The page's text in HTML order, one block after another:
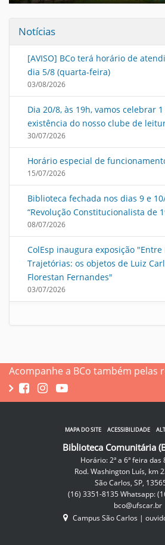
Notícias
[AVISO] BCo terá horário de
dia 5/8 (quarta-feira)
03/08/2026
Dia 20/8, às 19h, vamos celebrar
existência do nosso clube de
30/07/2026
Horário especial de
15/07/2026
Biblioteca fechada nos dias 9 e
“Revolução Constitucionalista de
08/07/2026
ColEsp inaugura exposição
Trajetórias: os objetos de Luiz
Florestan Fernandes"
03/07/2026
Acompanhe a BCo também pelas
MAPA DO SITE ACESSIBILIDADE
Biblioteca Comunitária
Horário: 2ª a 6ª feira das
Rod. Washington Luís, km
São Carlos, SP,
(16) 3351-8135 Whatsapp:
bco@ufscar.br
Campus São Carlos |